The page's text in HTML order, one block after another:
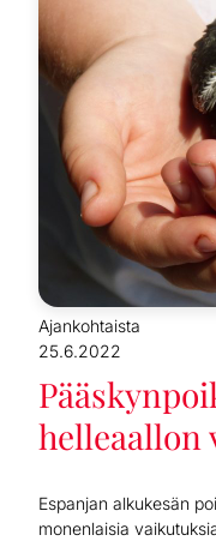
Ajankohtaista
25.6.2022
helleaallon
Espanjan alkukesän
monenlaisia